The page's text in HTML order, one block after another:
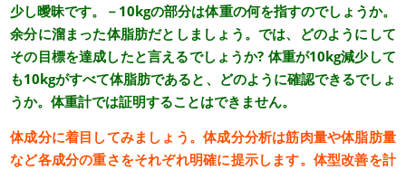
少し曖昧です。－10kgの部分は体重の何を指すのでしょうか。
余分に溜まった体脂肪だとしましょう。では、どのようにして
その目標を達成したと言えるでしょうか? 体重が10kg減少して
も10kgがすべて体脂肪であると、どのように確認できるでしょ
うか。体重計では証明することはできません。
体成分に着目してみましょう。体成分分析は筋肉量や体脂肪量
など各成分の重さをそれぞれ明確に提示します。体型改善を計